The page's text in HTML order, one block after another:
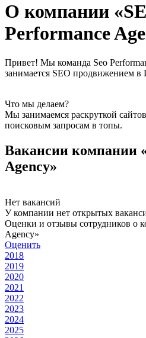
О компании
Performance
Привет! Мы команда Seo
занимается SEO продвижением в
Что мы делаем?
Мы занимаемся раскруткой
поисковым запросам в топы.
Вакансии компании
Agency»
Нет вакансий
У компании нет открытых
Оценки и отзывы сотрудников о
Agency»
Оценить
2018
2019
2020
2021
2022
2023
2024
2025